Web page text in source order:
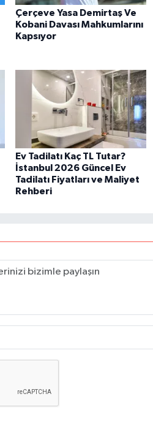
Çerçeve Yasa Demirtaş Ve
Kobani Davası Mahkumlarını
Kapsıyor
Ev Tadilatı Kaç TL Tutar?
İstanbul 2026 Güncel Ev
Tadilatı Fiyatları ve Maliyet
Rehberi